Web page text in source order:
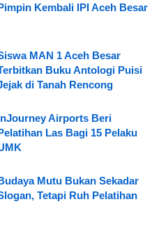
Kembali IPI Aceh Besar
MAN 1 Aceh Besar
Buku Antologi Puisi
di Tanah Rencong
Airports Beri
Las Bagi 15 Pelaku
Mutu Bukan Sekadar
Tetapi Ruh Pelatihan